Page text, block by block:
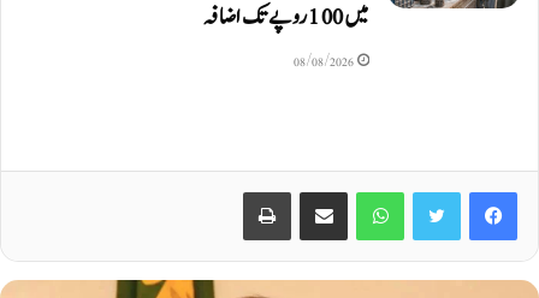
میں 100 روپے تک اضافہ
08/08/2026
Facebook
Twitter
WhatsApp
Share via Email
Print